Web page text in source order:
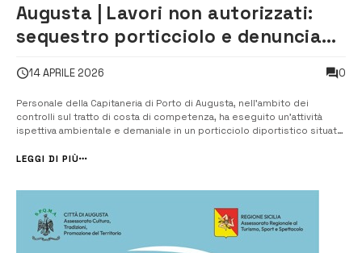
Augusta | Lavori non autorizzati:
sequestro porticciolo e denuncia
14 APRILE 2026 0
Personale della Capitaneria di Porto di Augusta, nell’ambito dei
controlli sul tratto di costa di competenza, ha eseguito un’attività
ispettiva ambientale e demaniale in un porticciolo diportistico situato
in questione risultava rilasciata un’autorizzazione alla realizzaz...
LEGGI DI PIÙ